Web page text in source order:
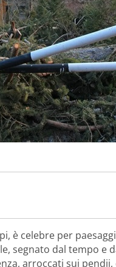
è celebre per
segnato dal tempo e
arroccati sui